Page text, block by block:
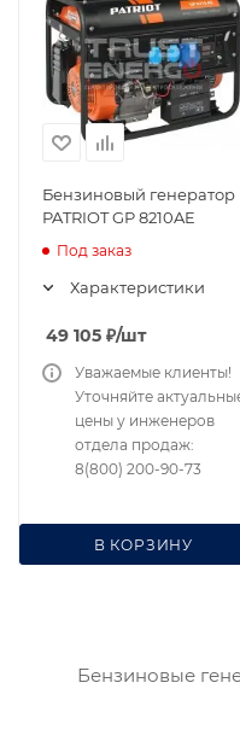
Бензиновый генератор
PATRIOT GP 8210AE
Под заказ
Характеристики
49 105 ₽/шт
В КОРЗИНУ
Уважаемые клиенты!
Уточняйте
цены у инженеров
отдела продаж:
8(800) 200-90-73
Бензиновые